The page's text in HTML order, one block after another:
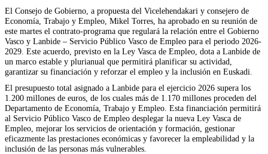
El Consejo de Gobierno, a propuesta del Vicelehendakari y consejero de
Economía, Trabajo y Empleo, Mikel Torres, ha aprobado en su reunión de
este martes el contrato-programa que regulará la relación entre el Gobierno
Vasco y Lanbide – Servicio Público Vasco de Empleo para el periodo 2026-
2029. Este acuerdo, previsto en la Ley Vasca de Empleo, dota a Lanbide de
un marco estable y plurianual que permitirá planificar su actividad,
garantizar su financiación y reforzar el empleo y la inclusión en Euskadi.
El presupuesto total asignado a Lanbide para el ejercicio 2026 supera los
1.200 millones de euros, de los cuales más de 1.170 millones proceden del
Departamento de Economía, Trabajo y Empleo. Esta financiación permitirá
al Servicio Público Vasco de Empleo desplegar la nueva Ley Vasca de
Empleo, mejorar los servicios de orientación y formación, gestionar
eficazmente las prestaciones económicas y favorecer la empleabilidad y la
inclusión de las personas más vulnerables.